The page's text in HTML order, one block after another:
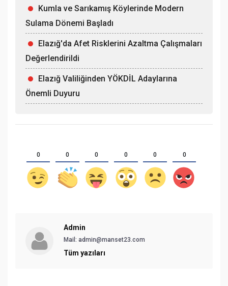
Kumla ve Sarıkamış Köylerinde Modern
Sulama Dönemi Başladı
Elazığ'da Afet Risklerini Azaltma Çalışmaları
Değerlendirildi
Elazığ Valiliğinden YÖKDİL Adaylarına
Önemli Duyuru
0 0 0 0 0 0
Admin
Mail: admin@manset23.com
Tüm yazıları